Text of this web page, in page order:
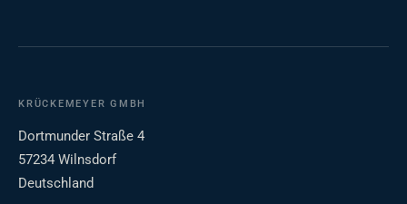
KRÜCKEMEYER GMBH
Dortmunder Straße 4
57234 Wilnsdorf
Deutschland